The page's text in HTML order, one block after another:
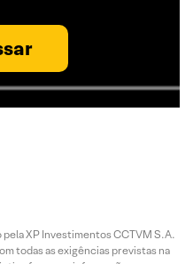
XP Investimentos CCTVM S.A.
todas as exigências previstas na